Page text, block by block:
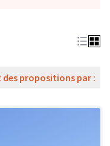
des propositions par :